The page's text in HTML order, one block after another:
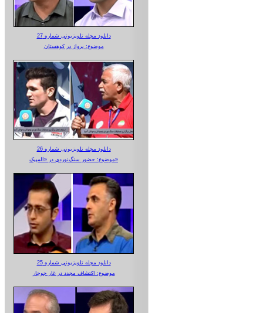
دانلود مجله تلویزیونی شماره 27
موضوع: پرواز در کوهستان
دانلود مجله تلویزیونی شماره 26
موضوع: حضور سنگ‌نوردی در «المپیک»
دانلود مجله تلویزیونی شماره 25
موضوع: اکتشاف مجدد در غار جوجار